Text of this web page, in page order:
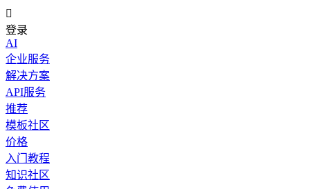

登录
AI
企业服务
解决方案
API服务
推荐
模板社区
价格
入门教程
知识社区